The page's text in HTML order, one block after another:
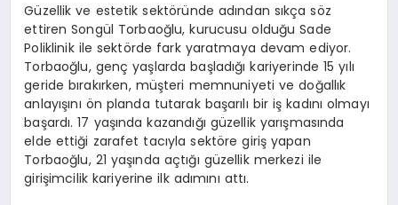
Güzellik ve estetik sektöründe adından sıkça söz
ettiren Songül Torbaoğlu, kurucusu olduğu Sade
Poliklinik ile sektörde fark yaratmaya devam ediyor.
Torbaoğlu, genç yaşlarda başladığı kariyerinde 15 yılı
geride bırakırken, müşteri memnuniyeti ve doğallık
anlayışını ön planda tutarak başarılı bir iş kadını olmayı
başardı. 17 yaşında kazandığı güzellik yarışmasında
elde ettiği zarafet tacıyla sektöre giriş yapan
Torbaoğlu, 21 yaşında açtığı güzellik merkezi ile
girişimcilik kariyerine ilk adımını attı.